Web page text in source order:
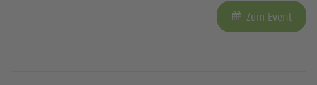
Zum Event